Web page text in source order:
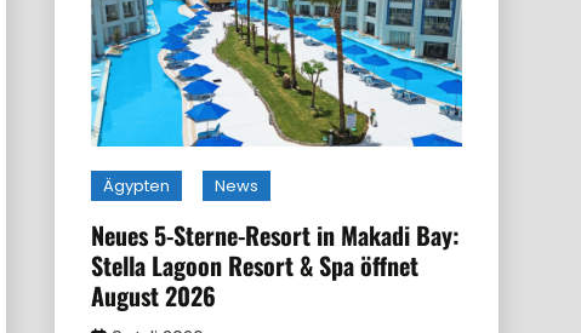
Ägypten News
Neues 5-Sterne-Resort in Makadi Bay:
Stella Lagoon Resort & Spa öffnet
August 2026